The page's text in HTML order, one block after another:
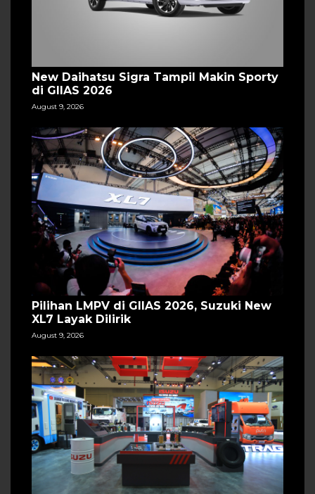
New Daihatsu Sigra Tampil Makin Sporty
di GIIAS 2026
August 9, 2026
Pilihan LMPV di GIIAS 2026, Suzuki New
XL7 Layak Dilirik
August 9, 2026